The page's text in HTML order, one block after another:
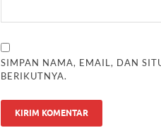
SIMPAN NAMA, EMAIL, DAN
BERIKUTNYA.